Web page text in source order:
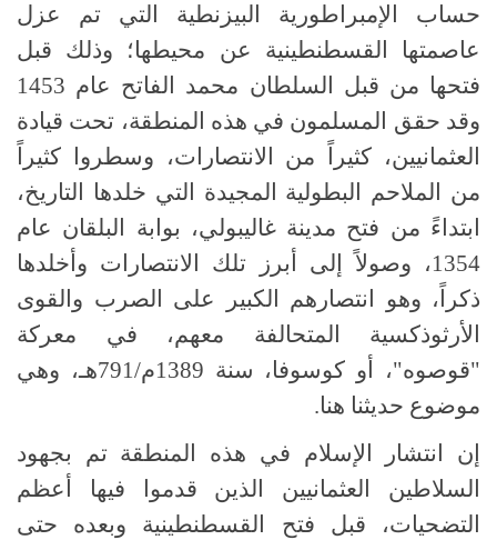
حساب الإمبراطورية البيزنطية التي تم عزل
عاصمتها القسطنطينية عن محيطها؛ وذلك قبل
فتحها من قبل السلطان محمد الفاتح عام 1453
وقد حقق المسلمون في هذه المنطقة، تحت قيادة
العثمانيين، كثيراً من الانتصارات، وسطروا كثيراً
من الملاحم البطولية المجيدة التي خلدها التاريخ،
ابتداءً من فتح مدينة غاليبولي، بوابة البلقان عام
1354، وصولاً إلى أبرز تلك الانتصارات وأخلدها
ذكراً، وهو انتصارهم الكبير على الصرب والقوى
الأرثوذكسية المتحالفة معهم، في معركة
"قوصوه"، أو كوسوفا، سنة 1389م/791هـ، وهي
موضوع حديثنا هنا.
إن انتشار الإسلام في هذه المنطقة تم بجهود
السلاطين العثمانيين الذين قدموا فيها أعظم
التضحيات، قبل فتح القسطنطينية وبعده حتى